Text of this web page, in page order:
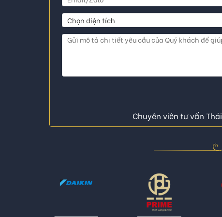
Chuyên viên tư vấn